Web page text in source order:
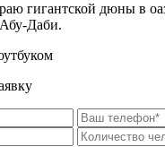
гигантской дюны в
Даби.